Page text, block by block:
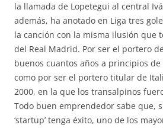
la llamada de Lopetegui al central
además, ha anotado en Liga tres
la canción con la misma ilusión que
del Real Madrid. Por ser el portero
buenos cuantos años a principios
como por ser el portero titular de
2000, en la que los transalpinos
Todo buen emprendedor sabe que,
‘startup’ tenga éxito, uno de los